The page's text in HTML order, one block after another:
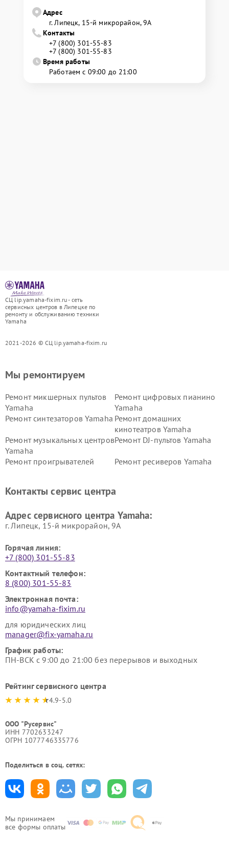
Адрес
г. Липецк, 15-й микрорайон, 9А
Контакты
+7 (800) 301-55-83
+7 (800) 301-55-83
Время работы
Работаем с 09:00 до 21:00
СЦ lip.yamaha-fixim.ru - сеть
сервисных центров в Липецке по
ремонту и обслуживанию техники
Yamaha
2021-2026 © СЦ lip.yamaha-fixim.ru
Мы принимаем
все формы оплаты
Мы ремонтируем
Ремонт микшерных пультов
Yamaha
Ремонт цифровых пианино
Yamaha
Ремонт синтезаторов Yamaha Ремонт домашних
кинотеатров Yamaha
Ремонт музыкальных центров
Yamaha
Ремонт DJ-пультов Yamaha
Ремонт проигрывателей
Ремонт ресиверов Yamaha
Yamaha
Yamaha
Контакты сервис центра
Адрес сервисного центра Yamaha:
г. Липецк, 15-й микрорайон, 9А
Горячая линия:
+7 (800) 301-55-83
Контактный телефон:
8 (800) 301-55-83
Электронная почта:
info@yamaha-fixim.ru
для юридических лиц
manager@fix-yamaha.ru
График работы:
ПН-ВСК с 9:00 до 21:00 без перерывов и выходных
Рейтинг сервисного центра
4.9-5.0
ООО "Русервис"
ИНН 7702633247
ОГРН 1077746335776
Поделиться в соц. сетях: